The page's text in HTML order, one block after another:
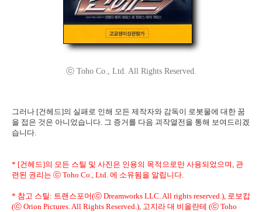
ⓒ Toho Co., Ltd. All Rights Reserved.
그러나 [건헤드]의 실패로 인해 모든 제작자와 감독이 로봇물에 대한 꿈
을 접은 것은 아니었습니다. 그 증거를 다음 괴작열전을 통해 보여드리겠
습니다.
* [건헤드]의 모든 스틸 및 사진은 인용의 목적으로만 사용되었으며, 관
련된 권리는 ⓒ Toho Co., Ltd. 에 소유됨을 알립니다.
* 참고 스틸: 트랜스포머(ⓒ Dreamworks LLC. All rights reserved.), 로보캅
(ⓒ Orion Pictures. All Rights Reserved.), 고지라 대 비올란테 (ⓒ Toho